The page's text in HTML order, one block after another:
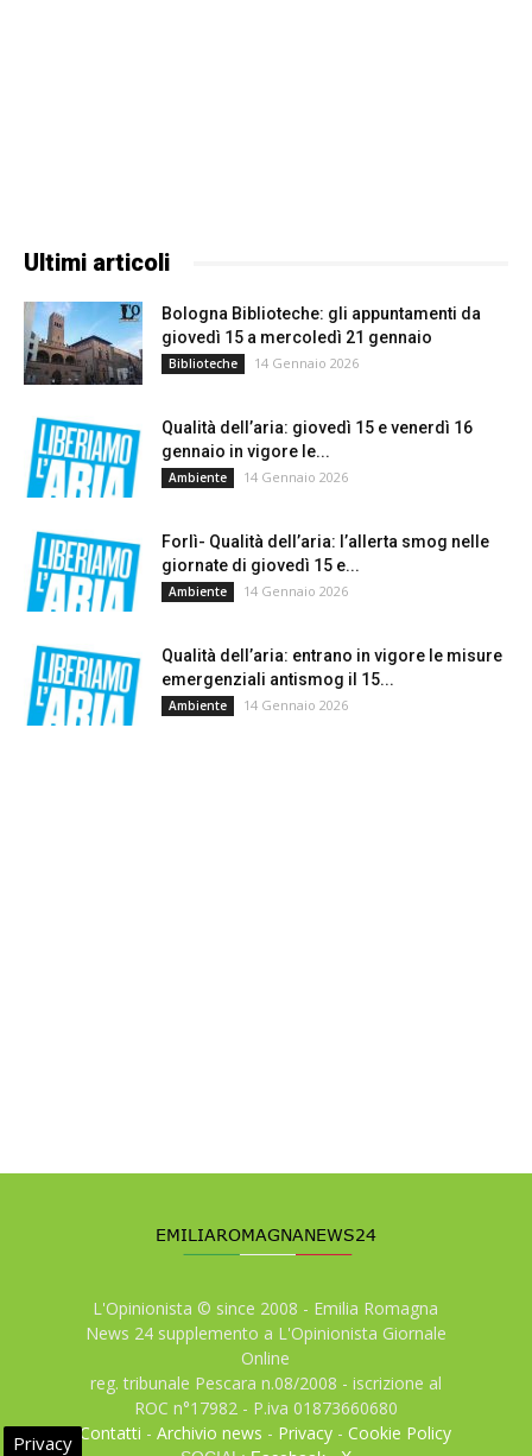
Ultimi articoli
Bologna Biblioteche: gli appuntamenti da
giovedì 15 a mercoledì 21 gennaio
Biblioteche 14 Gennaio 2026
Qualità dell’aria: giovedì 15 e venerdì 16
gennaio in vigore le...
Ambiente 14 Gennaio 2026
Forlì- Qualità dell’aria: l’allerta smog nelle
giornate di giovedì 15 e...
Ambiente 14 Gennaio 2026
Qualità dell’aria: entrano in vigore le misure
emergenziali antismog il 15...
Ambiente 14 Gennaio 2026
L'Opinionista © since 2008 - Emilia Romagna
News 24 supplemento a L'Opinionista Giornale
Online
reg. tribunale Pescara n.08/2008 - iscrizione al
ROC n°17982 - P.iva 01873660680
Contatti -Archivio news - Privacy -Cookie Policy
Privacy